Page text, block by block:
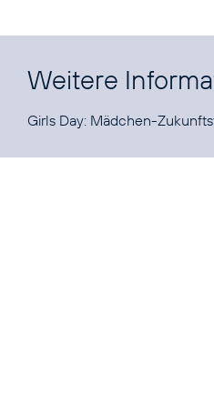
Weitere
Girls Day: Mädchen-